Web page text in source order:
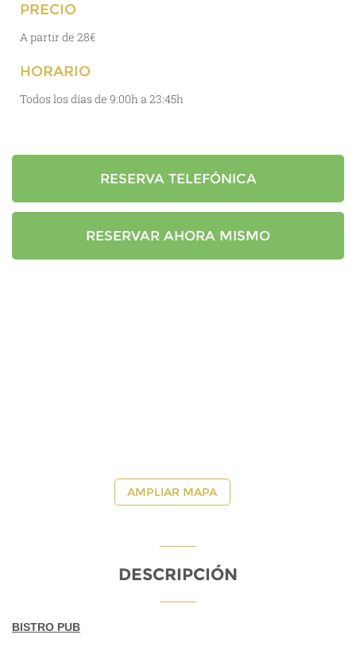
PRECIO
A partir de 28€
HORARIO
Todos los días de 9:00h a 23:45h
RESERVA TELEFÓNICA
RESERVAR AHORA MISMO
AMPLIAR MAPA
DESCRIPCIÓN
BISTRO PUB